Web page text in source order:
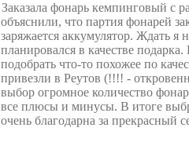
Заказала фонарь кемпинговый с
объяснили, что партия фонарей
заряжается аккумулятор. Ждать я
планировался в качестве
подобрать что-то похожее по
привезли в Реутов (!!!! -
выбор огромное количество
все плюсы и минусы. В итоге
очень благодарна за прекрасный